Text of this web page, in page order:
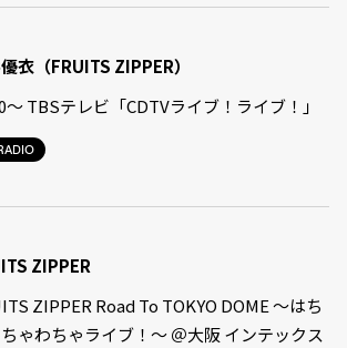
衣（FRUITS ZIPPER）
〜 TBSテレビ「CDTVライブ！ライブ！」
ZIPPER
ZIPPER Road To TOKYO DOME 〜はち
ゃわちゃライブ！〜 ＠大阪 インテックス